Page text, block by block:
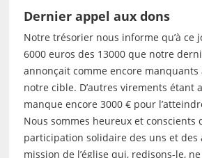
Dernier appel aux dons
Notre trésorier nous informe qu’à ce
6000 euros des 13000 que notre
annonçait comme encore
notre cible. D’autres virements étant
manque encore 3000 € pour
Nous sommes heureux et conscients
participation solidaire des uns et des
mission de l’église qui, redisons-le,